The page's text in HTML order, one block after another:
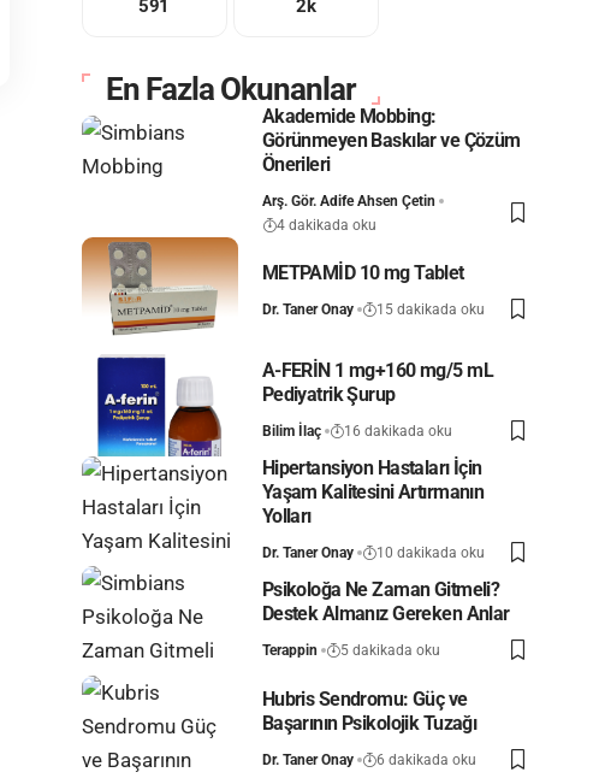
591 2k
En Fazla Okunanlar
Akademide Mobbing:
Görünmeyen Baskılar ve Çözüm
Önerileri
Arş. Gör. Adife Ahsen Çetin
4 dakikada oku
METPAMİD 10 mg Tablet
Dr. Taner Onay 15 dakikada oku
A-FERİN 1 mg+160 mg/5 mL
Pediyatrik Şurup
Bilim İlaç 16 dakikada oku
Hipertansiyon Hastaları İçin
Yaşam Kalitesini Artırmanın
Yolları
Dr. Taner Onay 10 dakikada oku
Psikoloğa Ne Zaman Gitmeli?
Destek Almanız Gereken Anlar
Terappin 5 dakikada oku
Hubris Sendromu: Güç ve
Başarının Psikolojik Tuzağı
Dr. Taner Onay 6 dakikada oku